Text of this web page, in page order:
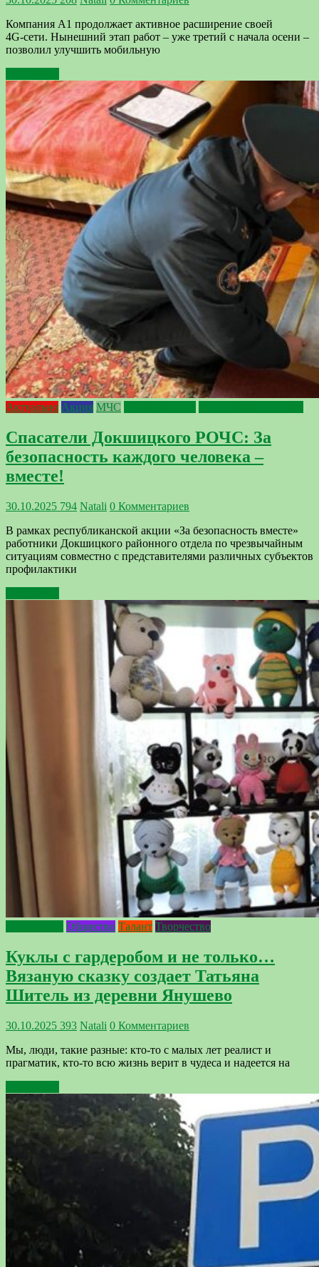
Компания А1 продолжает активное расширение своей
4G‑сети. Нынешний этап работ – уже третий с начала осени –
позволил улучшить мобильную
Актуально Акция МЧС
Спасатели Докшицкого РОЧС: За
безопасность каждого человека –
вместе!
30.10.2025 794 Natali 0 Комментариев
В рамках республиканской акции «За безопасность вместе»
работники Докшицкого районного отдела по чрезвычайным
ситуациям совместно с представителями различных субъектов
профилактики
Общество Талант Творчество
Куклы с гардеробом и не только…
Вязаную сказку создает Татьяна
Шитель из деревни Янушево
30.10.2025 393 Natali 0 Комментариев
Мы, люди, такие разные: кто-то с малых лет реалист и
прагматик, кто-то всю жизнь верит в чудеса и надеется на